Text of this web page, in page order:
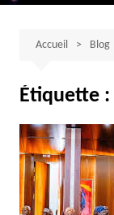
Accueil Blog
Étiquette :